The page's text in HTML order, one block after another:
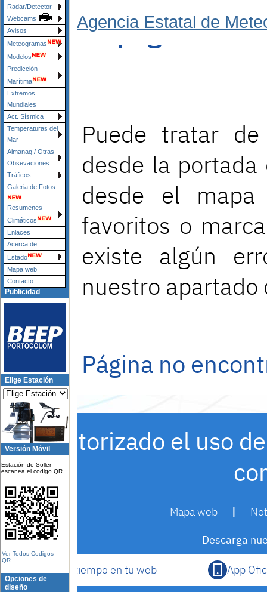
Radar/Detector
Webcams
Avisos
Meteogramas
Modelos
Predicción
Marítima
Extremos
Mundiales
Act. Sísmica
Temperaturas del
Mar
Almanaq / Otras
Obsevaciones
Tráficos
Galeria de Fotos
Resumenes
Climáticos
Enlaces
Acerca de
Estado
Mapa web
Contacto
Publicidad
Elige Estación
Versión Móvil
Estación de Soller
escanea el codigo QR
Ver Todos Codigos
QR
Opciones de
diseño
Agencia Estatal de